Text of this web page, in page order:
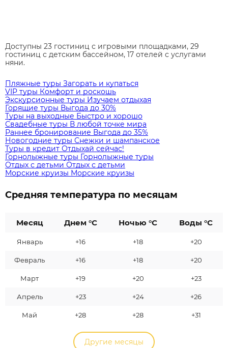
Доступны 23 гостиниц с игровыми площадками, 29
гостиниц с детским бассейном, 17 отелей с услугами
няни.
Пляжные туры Загорать и купаться
VIP туры Комфорт и роскошь
Экскурсионные туры Изучаем отдыхая
Горящие туры Выгода до 30%
Туры на выходные Быстро и хорошо
Свадебные туры В любой точке мира
Раннее бронирование Выгода до 35%
Новогодние туры Снежки и шампанское
Туры в кредит Отдыхай сейчас!
Горнолыжные туры Горнолыжные туры
Отдых с детьми Отдых с детьми
Морские круизы Морские круизы
Средняя температура по месяцам
Месяц Днем °C Ночью °C Воды °C
Январь +16 +18 +20
Февраль +16 +18 +20
Март +19 +20 +23
Апрель +23 +24 +26
Май +28 +28 +31
Другие месяцы